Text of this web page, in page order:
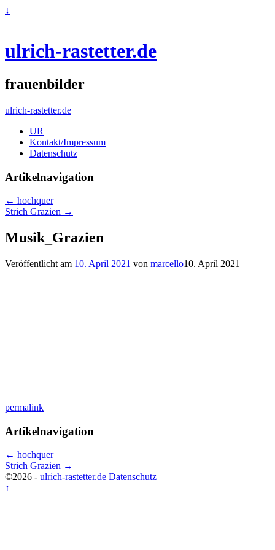
↓
ulrich-rastetter.de
frauenbilder
ulrich-rastetter.de
UR
Kontakt/Impressum
Datenschutz
Artikelnavigation
← hochquer
Strich Grazien →
Musik_Grazien
Veröffentlicht am 10. April 2021 von marcello10. April 2021
permalink
Artikelnavigation
← hochquer
Strich Grazien →
©2026 - ulrich-rastetter.de Datenschutz
↑